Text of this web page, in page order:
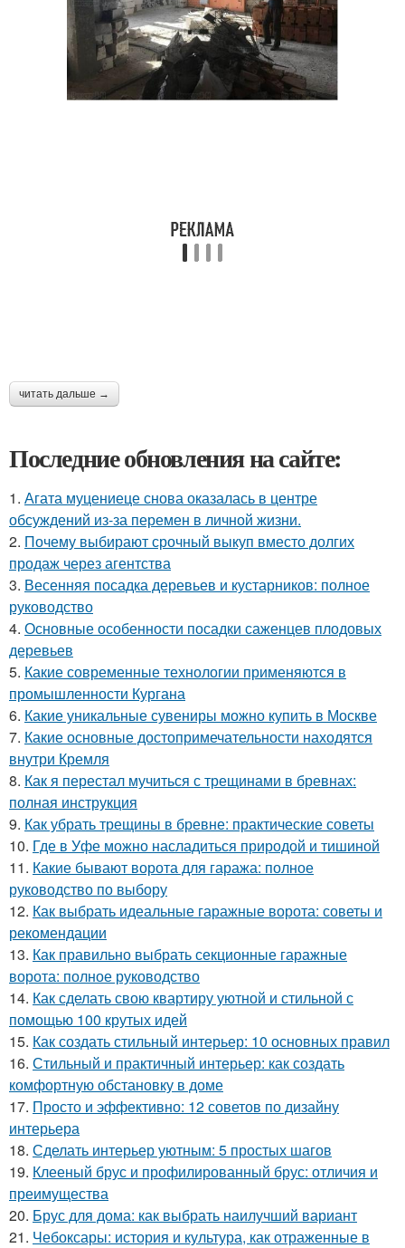
читать дальше →
Последние обновления на сайте:
1. Агата муцениеце снова оказалась в центре
обсуждений из-за перемен в личной жизни.
2. Почему выбирают срочный выкуп вместо долгих
продаж через агентства
3. Весенняя посадка деревьев и кустарников: полное
руководство
4. Основные особенности посадки саженцев плодовых
деревьев
5. Какие современные технологии применяются в
промышленности Кургана
6. Какие уникальные сувениры можно купить в Москве
7. Какие основные достопримечательности находятся
внутри Кремля
8. Как я перестал мучиться с трещинами в бревнах:
полная инструкция
9. Как убрать трещины в бревне: практические советы
10. Где в Уфе можно насладиться природой и тишиной
11. Какие бывают ворота для гаража: полное
руководство по выбору
12. Как выбрать идеальные гаражные ворота: советы и
рекомендации
13. Как правильно выбрать секционные гаражные
ворота: полное руководство
14. Как сделать свою квартиру уютной и стильной с
помощью 100 крутых идей
15. Как создать стильный интерьер: 10 основных правил
16. Стильный и практичный интерьер: как создать
комфортную обстановку в доме
17. Просто и эффективно: 12 советов по дизайну
интерьера
18. Сделать интерьер уютным: 5 простых шагов
19. Клееный брус и профилированный брус: отличия и
преимущества
20. Брус для дома: как выбрать наилучший вариант
21. Чебоксары: история и культура, как отраженные в